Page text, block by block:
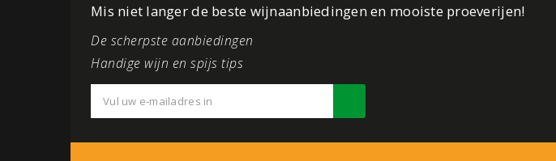
Mis niet langer de beste wijnaanbiedingen en mooiste proeverijen!
De scherpste aanbiedingen
Handige wijn en spijs tips